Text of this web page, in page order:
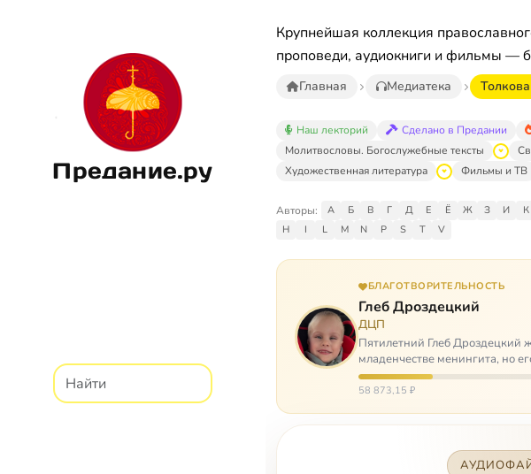
Предание.ру
Крупнейшая коллекция
проповеди, аудиокниги и фильмы —
Главная Медиатека
Наш лекторий Сделано в Предании
Молитвословы. Богослужебные тексты
Художественная литература
Фильмы и ТВ
Авторы: А Б В Г Д Е Ё Ж З И К
H
I L M N P S T V
БЛАГОТВОРИТЕЛЬНОСТЬ
Глеб Дроздецкий
ДЦП
Пятилетний Глеб Дроздецкий
младенчестве менингита, но
время была невозмож…
58 873,15 ₽